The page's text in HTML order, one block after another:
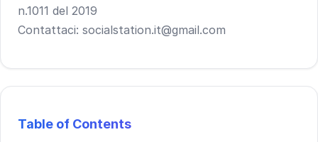
n.1011 del 2019
Contattaci: socialstation.it@gmail.com
Table of Contents